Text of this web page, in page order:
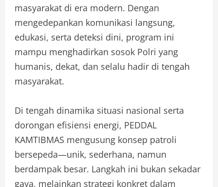
masyarakat di era modern. Dengan
mengedepankan komunikasi langsung,
edukasi, serta deteksi dini, program ini
mampu menghadirkan sosok Polri yang
humanis, dekat, dan selalu hadir di tengah
masyarakat.
Di tengah dinamika situasi nasional serta
dorongan efisiensi energi, PEDDAL
KAMTIBMAS mengusung konsep patroli
bersepeda—unik, sederhana, namun
berdampak besar. Langkah ini bukan sekadar
gaya, melainkan strategi konkret dalam